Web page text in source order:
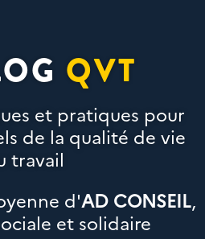
QVT
et pratiques pour
de la qualité de vie
travail
d'AD CONSEIL,
et solidaire